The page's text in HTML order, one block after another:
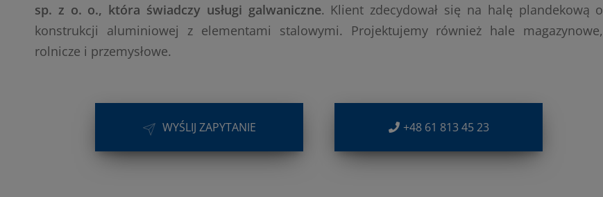
sp. z o. o., która świadczy usługi galwaniczne. Klient zdecydował się na halę plandekową o
konstrukcji aluminiowej z elementami stalowymi. Projektujemy również hale magazynowe,
rolnicze i przemysłowe.
WYŚLIJ ZAPYTANIE +48 61 813 45 23